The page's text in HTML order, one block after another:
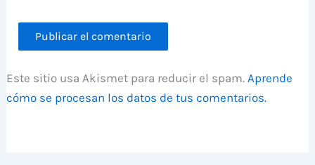
Este sitio usa Akismet para reducir el spam.Aprende
cómo se procesan los datos de tus comentarios.